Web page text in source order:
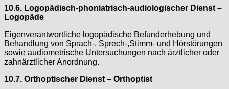
10.6. Logopädisch-phoniatrisch-audiologischer Dienst –
Logopäde
Eigenverantwortliche logopädische Befunderhebung und
Behandlung von Sprach-, Sprech-,Stimm- und Hörstörungen
sowie audiometrische Untersuchungen nach ärztlicher oder
zahnärztlicher Anordnung.
10.7. Orthoptischer Dienst – Orthoptist